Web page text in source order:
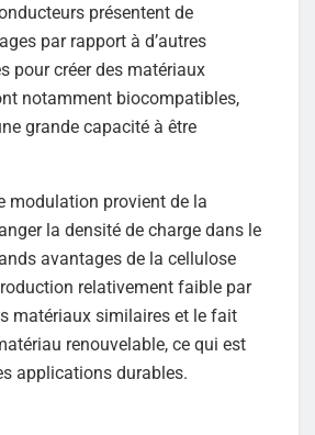
présentent de
par rapport à d’autres
pour créer des matériaux
notamment biocompatibles,
grande capacité à être
modulation provient de la
la densité de charge dans le
avantages de la cellulose
relativement faible par
matériaux similaires et le fait
renouvelable, ce qui est
applications durables.